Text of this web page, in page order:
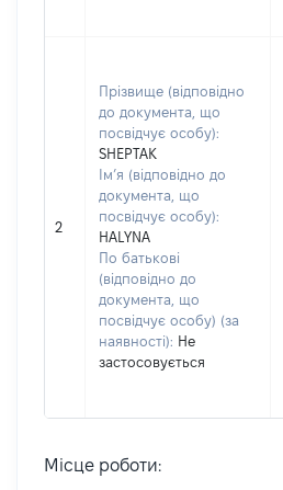
2
Прізвище (відповідно
до документа, що
посвідчує особу):
SHEPTAK
Ім’я (відповідно до
документа, що
посвідчує особу):
HALYNA
По батькові
(відповідно до
документа, що
посвідчує особу) (за
наявності): Не
застосовується
Місце роботи: